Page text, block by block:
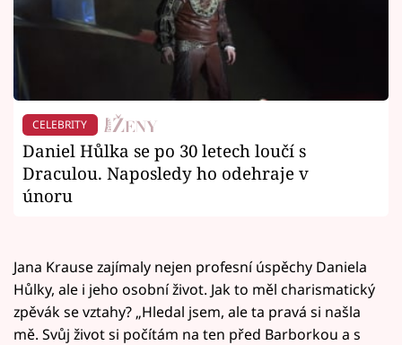
CELEBRITY
Daniel Hůlka se po 30 letech loučí s
Draculou. Naposledy ho odehraje v
únoru
Jana Krause zajímaly nejen profesní úspěchy Daniela
Hůlky, ale i jeho osobní život. Jak to měl charismatický
zpěvák se vztahy? „Hledal jsem, ale ta pravá si našla
mě. Svůj život si počítám na ten před Barborkou a s